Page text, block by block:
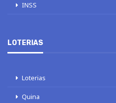
INSS
LOTERIAS
Loterias
Quina